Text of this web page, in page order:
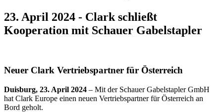
23. April 2024 - Clark schließt
Kooperation mit Schauer Gabelstapler
Neuer Clark Vertriebspartner für Österreich
Duisburg, 23. April 2024 – Mit der Schauer Gabelstapler GmbH
hat Clark Europe einen neuen Vertriebspartner für Österreich an
Bord geholt.